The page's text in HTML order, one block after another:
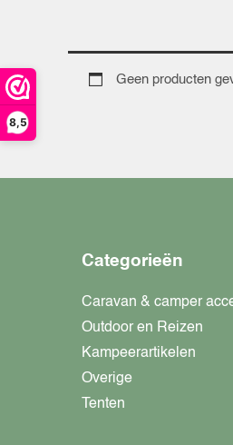
8,5
Geen producten
Categorieën
Caravan & camper
Outdoor en Reizen
Kampeerartikelen
Overige
Tenten